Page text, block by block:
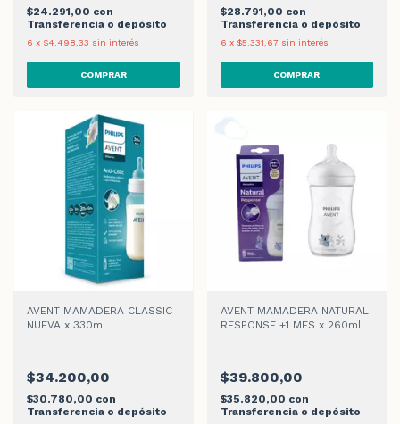
$24.291,00 con
Transferencia o depósito
6 x $4.498,33 sin interés
$28.791,00 con
Transferencia o depósito
6 x $5.331,67 sin interés
AVENT MAMADERA CLASSIC
NUEVA x 330ml
$34.200,00
$30.780,00 con
Transferencia o depósito
AVENT MAMADERA NATURAL
RESPONSE +1 MES x 260ml
$39.800,00
$35.820,00 con
Transferencia o depósito